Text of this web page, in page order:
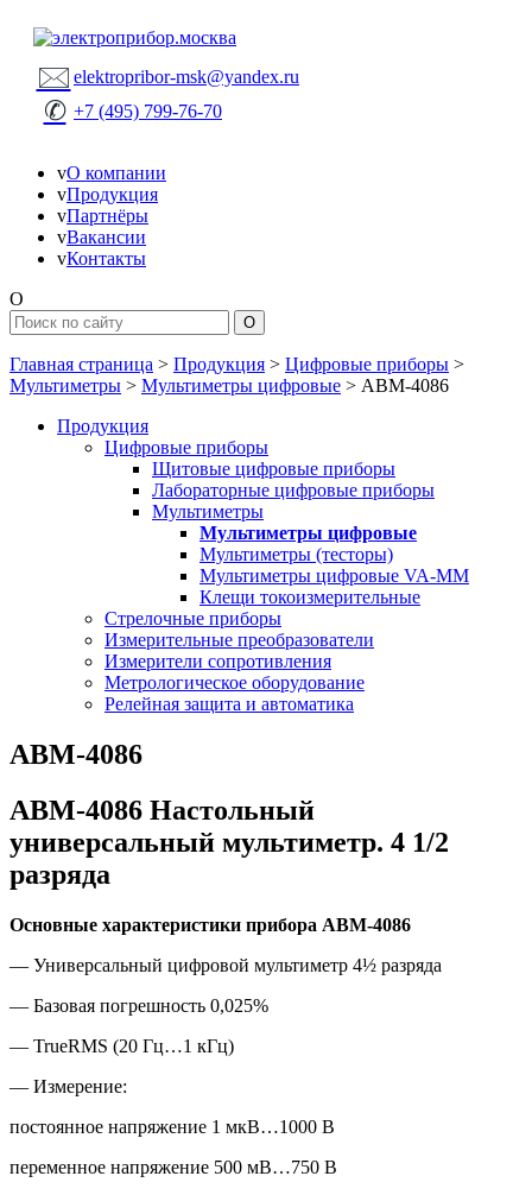
🖂 elektropribor-msk@yandex.ru
✆ +7 (495) 799-76-70
vО компании
vПродукция
vПартнёры
vВакансии
vКонтакты
O
Главная страница > Продукция > Цифровые приборы >
Мультиметры > Мультиметры цифровые > АВМ-4086
Продукция
Цифровые приборы
Щитовые цифровые приборы
Лабораторные цифровые приборы
Мультиметры
Мультиметры цифровые
Мультиметры (тесторы)
Мультиметры цифровые VA-MM
Клещи токоизмерительные
Стрелочные приборы
Измерительные преобразователи
Измерители сопротивления
Метрологическое оборудование
Релейная защита и автоматика
АВМ-4086
АВМ-4086 Настольный
универсальный мультиметр. 4 1/2
разряда
Основные характеристики прибора АВМ-4086
— Универсальный цифровой мультиметр 4½ разряда
— Базовая погрешность 0,025%
— TrueRMS (20 Гц…1 кГц)
— Измерение:
постоянное напряжение 1 мкВ…1000 В
переменное напряжение 500 мВ…750 В